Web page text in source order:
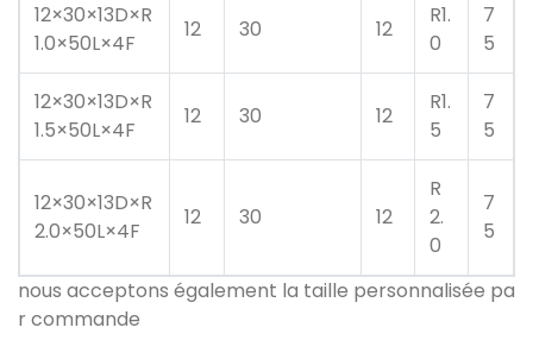
12×30×13D×R
1.0×50L×4F
12 30 12
R1.
0
7
5
12×30×13D×R
1.5×50L×4F
12 30 12
R1.
5
7
5
12×30×13D×R
2.0×50L×4F
12 30 12
R
2.
0
7
5
nous acceptons également la taille personnalisée pa
r commande